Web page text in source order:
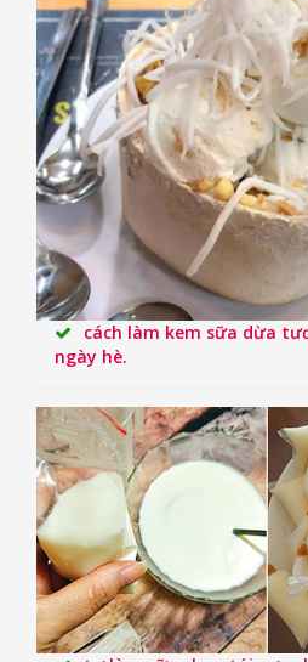
cách làm kem sữa dừa
ngày hè.